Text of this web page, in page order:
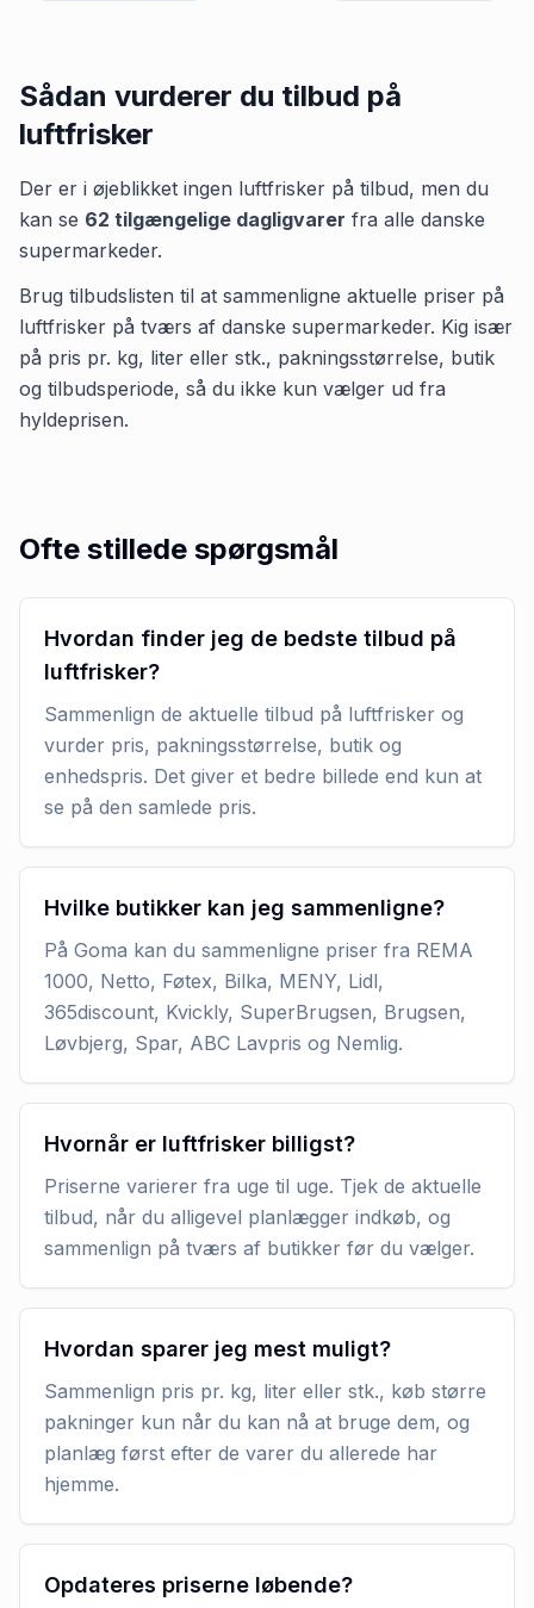
Sådan vurderer du tilbud på
luftfrisker
Der er i øjeblikket ingen luftfrisker på tilbud, men du
kan se 62 tilgængelige dagligvarer fra alle danske
supermarkeder.
Brug tilbudslisten til at sammenligne aktuelle priser på
luftfrisker på tværs af danske supermarkeder. Kig især
på pris pr. kg, liter eller stk., pakningsstørrelse, butik
og tilbudsperiode, så du ikke kun vælger ud fra
hyldeprisen.
Ofte stillede spørgsmål
Hvordan finder jeg de bedste tilbud på
luftfrisker?
Sammenlign de aktuelle tilbud på luftfrisker og
vurder pris, pakningsstørrelse, butik og
enhedspris. Det giver et bedre billede end kun at
se på den samlede pris.
Hvilke butikker kan jeg sammenligne?
På Goma kan du sammenligne priser fra REMA
1000, Netto, Føtex, Bilka, MENY, Lidl,
365discount, Kvickly, SuperBrugsen, Brugsen,
Løvbjerg, Spar, ABC Lavpris og Nemlig.
Hvornår er luftfrisker billigst?
Priserne varierer fra uge til uge. Tjek de aktuelle
tilbud, når du alligevel planlægger indkøb, og
sammenlign på tværs af butikker før du vælger.
Hvordan sparer jeg mest muligt?
Sammenlign pris pr. kg, liter eller stk., køb større
pakninger kun når du kan nå at bruge dem, og
planlæg først efter de varer du allerede har
hjemme.
Opdateres priserne løbende?